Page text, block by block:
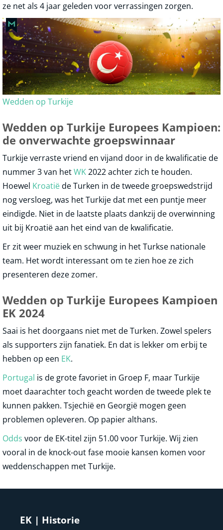
ze net als 4 jaar geleden voor verrassingen zorgen.
Wedden op Turkije
Wedden op Turkije Europees Kampioen:
de onverwachte groepswinnaar
Turkije verraste vriend en vijand door in de kwalificatie de
nummer 3 van hetWK2022 achter zich te houden.
Hoewel Kroatiëde Turken in de tweede groepswedstrijd
nog versloeg, was het Turkije dat met een puntje meer
eindigde. Niet in de laatste plaats dankzij de overwinning
uit bij Kroatië aan het eind van de kwalificatie.
Er zit weer muziek en schwung in het Turkse nationale
team. Het wordt interessant om te zien hoe ze zich
presenteren deze zomer.
Wedden op Turkije Europees Kampioen
EK 2024
Saai is het doorgaans niet met de Turken. Zowel spelers
als supporters zijn fanatiek. En dat is lekker om erbij te
hebben op een EK.
Portugal is de grote favoriet in Groep F, maar Turkije
moet daarachter toch geacht worden de tweede plek te
kunnen pakken. Tsjechië en Georgië mogen geen
problemen opleveren. Op papier althans.
Odds voor de EK-titel zijn 51.00 voor Turkije. Wij zien
vooral in de knock-out fase mooie kansen komen voor
weddenschappen met Turkije.
EK | Historie